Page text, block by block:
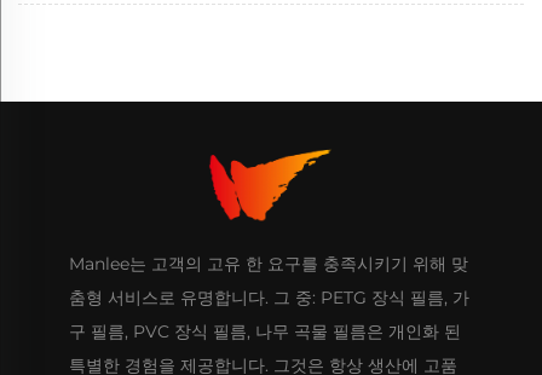
Manlee는 고객의 고유 한 요구를 충족시키기 위해 맞
춤형 서비스로 유명합니다. 그 중: PETG 장식 필름, 가
구 필름, PVC 장식 필름, 나무 곡물 필름은 개인화 된
특별한 경험을 제공합니다. 그것은 항상 생산에 고품